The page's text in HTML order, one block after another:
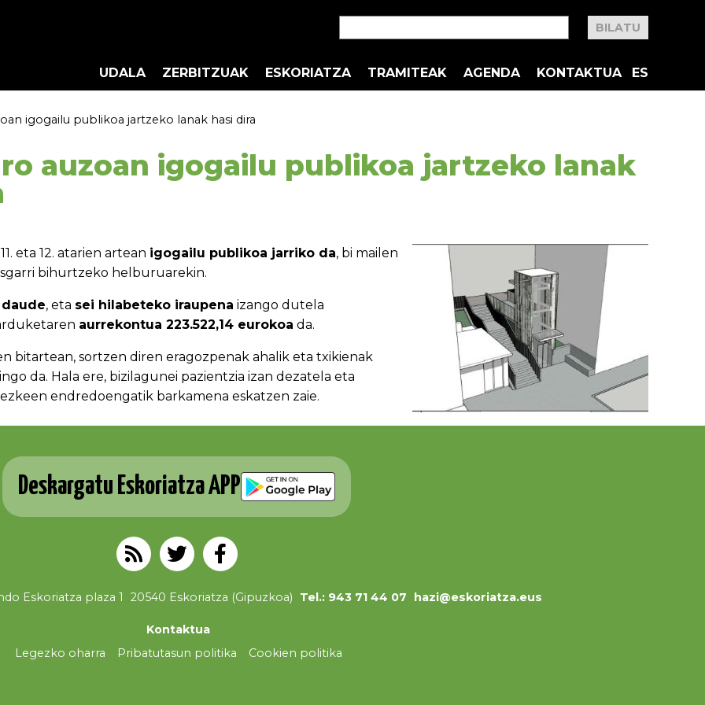
UDALA ZERBITZUAK ESKORIATZA TRAMITEAK AGENDA KONTAKTUA ES
igogailu publikoa jartzeko lanak hasi dira
auzoan igogailu publikoa jartzeko lanak
eta 12. atarien artean igogailu publikoa jarriko da, bi mailen
bihurtzeko helburuarekin.
, eta sei hilabeteko iraupena izango dutela
aurrekontua 223.522,14 eurokoa da.
bitartean, sortzen diren eragozpenak ahalik eta txikienak
da. Hala ere, bizilagunei pazientzia izan dezatela eta
endredoengatik barkamena eskatzen zaie.
Deskargatu Eskoriatza APP
Eskoriatza plaza 1 20540 Eskoriatza (Gipuzkoa) Tel.: 943 71 44 07 hazi@eskoriatza.eus
Kontaktua
Legezko oharra
Pribatutasun politika Cookien politika